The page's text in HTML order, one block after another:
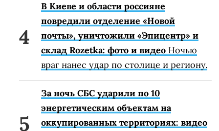
В Киеве и области россияне
повредили отделение «Новой
почты», уничтожили «Эпицентр» и
склад Rozetka: фото и видео Ночью
враг нанес удар по столице и региону.
За ночь СБС ударили по 10
энергетическим объектам на
оккупированных территориях: видео